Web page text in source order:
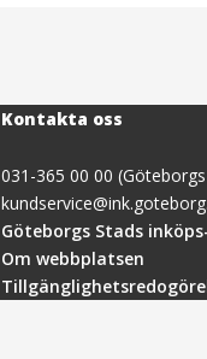
Kontakta oss
031-365 00 00
Göteborgs Stads
Om webbplatsen